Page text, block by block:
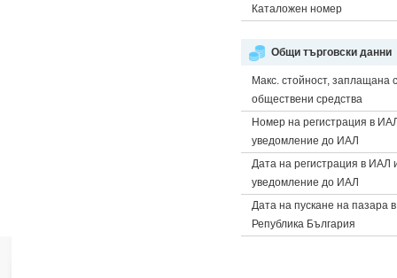
Каталожен номер
Общи търговски данни
Макс. стойност, заплащана с
обществени средства
Номер на регистрация в
уведомление до ИАЛ
Дата на регистрация в ИАЛ
уведомление до ИАЛ
Дата на пускане на пазара в
Република България